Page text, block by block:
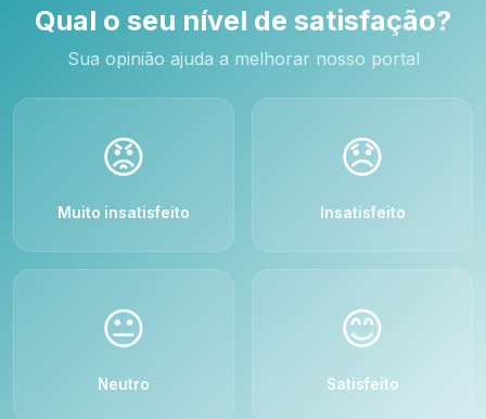
Qual o seu nível de satisfação?
Sua opinião ajuda a melhorar nosso portal
😡
Muito insatisfeito
😞
Insatisfeito
😐
Neutro
😊
Satisfeito